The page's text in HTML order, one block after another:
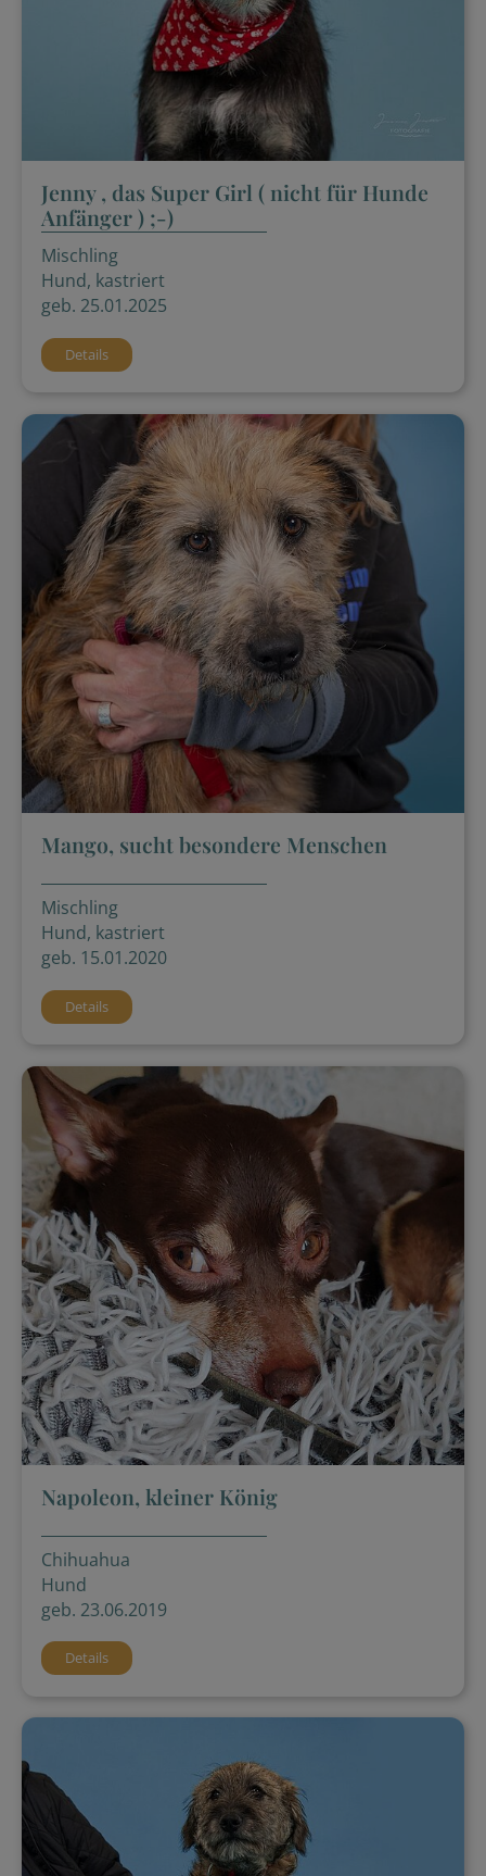
Jenny , das Super Girl ( nicht für Hunde
Anfänger ) ;-)
Mischling
Hund, kastriert
geb. 25.01.2025
Details
Mango, sucht besondere Menschen
Mischling
Hund, kastriert
geb. 15.01.2020
Details
Napoleon, kleiner König
Chihuahua
Hund
geb. 23.06.2019
Details